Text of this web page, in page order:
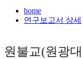
home
연구보고서 상세
원불교(원광